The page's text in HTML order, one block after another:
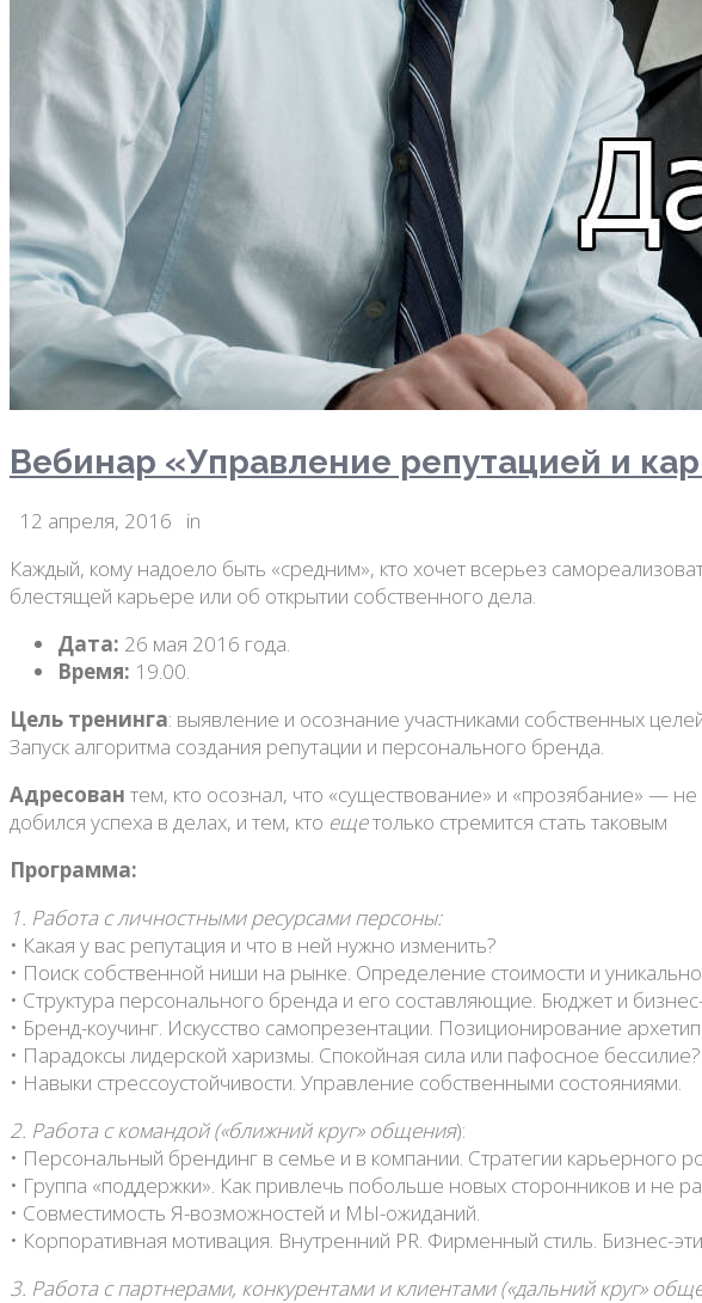
Вебинар «Управление репутацией и
12 апреля, 2016
in
Каждый, кому надоело быть «средним», кто хочет всерьез
блестящей карьере или об открытии собственного дела.
Дата: 26 мая 2016 года.
Время: 19.00.
Цель тренинга: выявление и осознание участниками собственных
Запуск алгоритма создания репутации и персонального бренда.
Адресован тем, кто осознал, что «существование» и «прозябание» —
добился успеха в делах, и тем, кто ещетолько стремится стать таковым
Программа:
1. Работа с личностными ресурсами персоны:
• Какая у вас репутация и что в ней нужно изменить?
• Поиск собственной ниши на рынке. Определение стоимости и
• Структура персонального бренда и его составляющие. Бюджет и
• Бренд-коучинг. Искусство самопрезентации. Позиционирование
• Парадоксы лидерской харизмы. Спокойная сила или пафосное бессилие?
• Навыки стрессоустойчивости. Управление собственными состояниями.
2. Работа с командой («ближний круг» общения):
• Персональный брендинг в семье и в компании. Стратегии карьерного
• Группа «поддержки». Как привлечь побольше новых сторонников и не
• Совместимость Я-возможностей и МЫ-ожиданий.
• Корпоративная мотивация. Внутренний PR. Фирменный стиль. Бизнес-
3. Работа с партнерами, конкурентами и клиентами («дальний круг»